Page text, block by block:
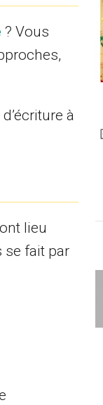
? Vous
à
lieu
se fait par